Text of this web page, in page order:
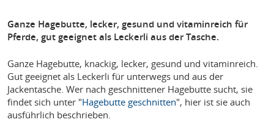
Ganze Hagebutte, lecker, gesund und vitaminreich für
Pferde, gut geeignet als Leckerli aus der Tasche.
Ganze Hagebutte, knackig, lecker, gesund und vitaminreich.
Gut geeignet als Leckerli für unterwegs und aus der
Jackentasche. Wer nach geschnittener Hagebutte sucht, sie
findet sich unter "Hagebutte geschnitten", hier ist sie auch
ausführlich beschrieben.